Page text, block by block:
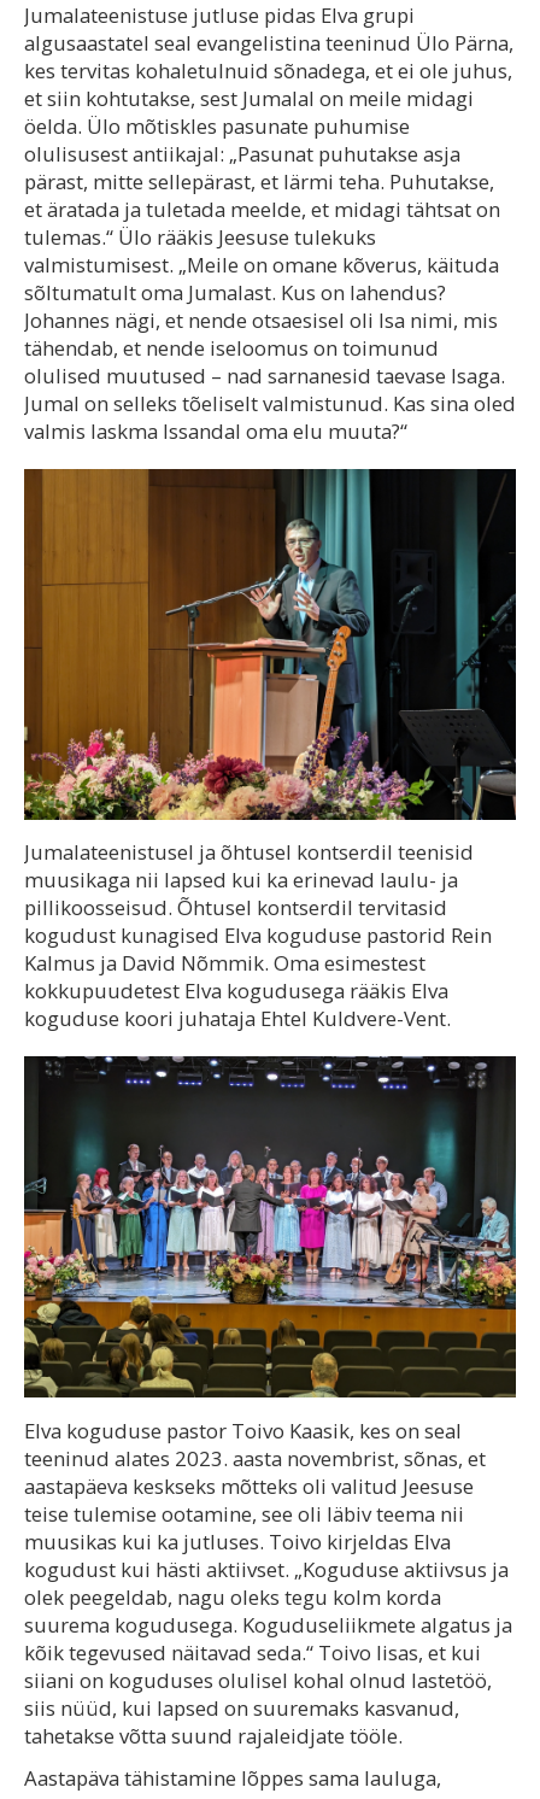
Jumalateenistuse jutluse pidas Elva grupi
algusaastatel seal evangelistina teeninud Ülo Pärna,
kes tervitas kohaletulnuid sõnadega, et ei ole juhus,
et siin kohtutakse, sest Jumalal on meile midagi
öelda. Ülo mõtiskles pasunate puhumise
olulisusest antiikajal: „Pasunat puhutakse asja
pärast, mitte sellepärast, et lärmi teha. Puhutakse,
et äratada ja tuletada meelde, et midagi tähtsat on
tulemas.“ Ülo rääkis Jeesuse tulekuks
valmistumisest. „Meile on omane kõverus, käituda
sõltumatult oma Jumalast. Kus on lahendus?
Johannes nägi, et nende otsaesisel oli Isa nimi, mis
tähendab, et nende iseloomus on toimunud
olulised muutused – nad sarnanesid taevase Isaga.
Jumal on selleks tõeliselt valmistunud. Kas sina oled
valmis laskma Issandal oma elu muuta?“
Jumalateenistusel ja õhtusel kontserdil teenisid
muusikaga nii lapsed kui ka erinevad laulu- ja
pillikoosseisud. Õhtusel kontserdil tervitasid
kogudust kunagised Elva koguduse pastorid Rein
Kalmus ja David Nõmmik. Oma esimestest
kokkupuudetest Elva kogudusega rääkis Elva
koguduse koori juhataja Ehtel Kuldvere-Vent.
Elva koguduse pastor Toivo Kaasik, kes on seal
teeninud alates 2023. aasta novembrist, sõnas, et
aastapäeva keskseks mõtteks oli valitud Jeesuse
teise tulemise ootamine, see oli läbiv teema nii
muusikas kui ka jutluses. Toivo kirjeldas Elva
kogudust kui hästi aktiivset. „Koguduse aktiivsus ja
olek peegeldab, nagu oleks tegu kolm korda
suurema kogudusega. Koguduseliikmete algatus ja
kõik tegevused näitavad seda.“ Toivo lisas, et kui
siiani on koguduses olulisel kohal olnud lastetöö,
siis nüüd, kui lapsed on suuremaks kasvanud,
tahetakse võtta suund rajaleidjate tööle.
Aastapäva tähistamine lõppes sama lauluga,